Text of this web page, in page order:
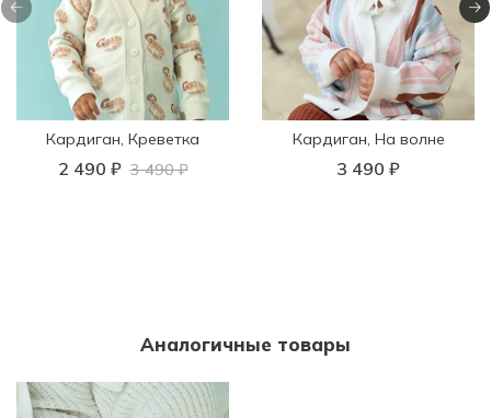
Кардиган, Креветка
2 490 ₽ 3 490 ₽
Кардиган, На волне
3 490 ₽
Аналогичные товары